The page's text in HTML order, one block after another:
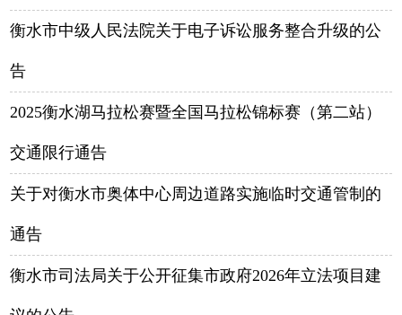
衡水市中级人民法院关于电子诉讼服务整合升级的公
告
2025衡水湖马拉松赛暨全国马拉松锦标赛（第二站）
交通限行通告
关于对衡水市奥体中心周边道路实施临时交通管制的
通告
衡水市司法局关于公开征集市政府2026年立法项目建